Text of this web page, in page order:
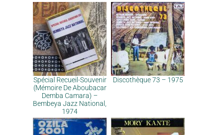
Spécial Recueil-Souvenir
(Mémoire De Aboubacar
Demba Camara) –
Bembeya Jazz National,
1974
Discothèque 73 – 1975